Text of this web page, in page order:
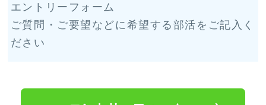
エントリーフォーム
ご質問・ご要望などに希望する部活をご記入く
ださい